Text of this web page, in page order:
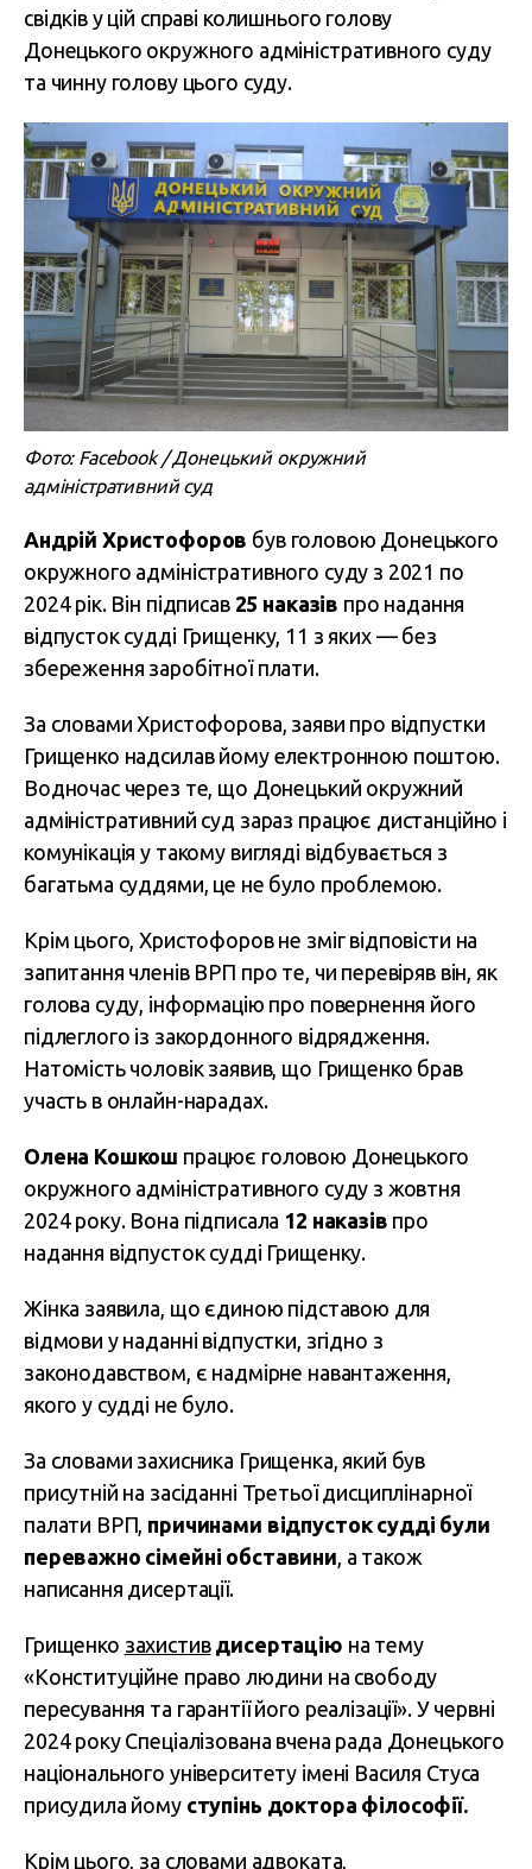
свідків у цій справі колишнього голову
Донецького окружного адміністративного суду
та чинну голову цього суду.
Фото: Facebook / Донецький окружний
адміністративний суд
Андрій Христофоров був головою Донецького
окружного адміністративного суду з 2021 по
2024 рік. Він підписав 25 наказів про надання
відпусток судді Грищенку, 11 з яких — без
збереження заробітної плати.
За словами Христофорова, заяви про відпустки
Грищенко надсилав йому електронною поштою.
Водночас через те, що Донецький окружний
адміністративний суд зараз працює дистанційно і
комунікація у такому вигляді відбувається з
багатьма суддями, це не було проблемою.
Крім цього, Христофоров не зміг відповісти на
запитання членів ВРП про те, чи перевіряв він, як
голова суду, інформацію про повернення його
підлеглого із закордонного відрядження.
Натомість чоловік заявив, що Грищенко брав
участь в онлайн-нарадах.
Олена Кошкош працює головою Донецького
окружного адміністративного суду з жовтня
2024 року. Вона підписала 12 наказів про
надання відпусток судді Грищенку.
Жінка заявила, що єдиною підставою для
відмови у наданні відпустки, згідно з
законодавством, є надмірне навантаження,
якого у судді не було.
За словами захисника Грищенка, який був
присутній на засіданні Третьої дисциплінарної
палати ВРП, причинами відпусток судді були
переважно сімейні обставини , а також
написання дисертації.
Грищенко захистив дисертацію на тему
«Конституційне право людини на свободу
пересування та гарантії його реалізації». У червні
2024 року Спеціалізована вчена рада Донецького
національного університету імені Василя Стуса
присудила йому ступінь доктора філософії.
Крім цього, за словами адвоката,